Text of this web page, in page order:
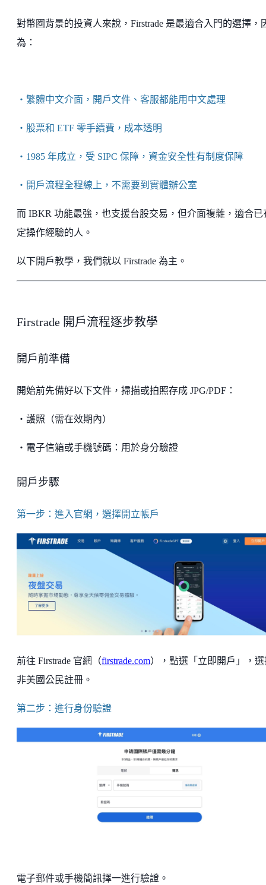
對幣圈背景的投資人來說，Firstrade 是最適合入門的選擇，
為：
・繁體中文介面，開戶文件、客服都能用中文處理
・股票和 ETF 零手續費，成本透明
・1985 年成立，受 SIPC 保障，資金安全性有制度保障
・開戶流程全程線上，不需要到實體辦公室
而 IBKR 功能最強，也支援台股交易，但介面複雜，適合已
定操作經驗的人。
以下開戶教學，我們就以 Firstrade 為主。
Firstrade 開戶流程逐步教學
開戶前準備
開始前先備好以下文件，掃描或拍照存成 JPG/PDF：
・護照（需在效期內）
・電子信箱或手機號碼：用於身分驗證
開戶步驟
第一步：進入官網，選擇開立帳戶
前往 Firstrade 官網（firstrade.com），點選「立即開戶」，選
非美國公民註冊。
第二步：進行身份驗證
電子郵件或手機簡訊擇一進行驗證。